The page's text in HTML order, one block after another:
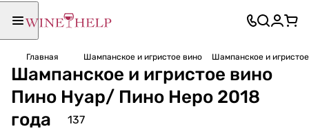
Главная Шампанское и игристое вино Шампанское и
Шампанское и игристое вино
Пино Нуар/ Пино Неро 2018
года
137